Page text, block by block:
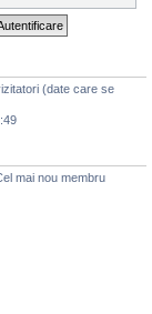
(date care se
mai nou membru